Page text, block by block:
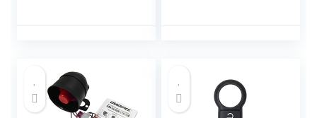
Smart Fobs-
bescherming Zwart